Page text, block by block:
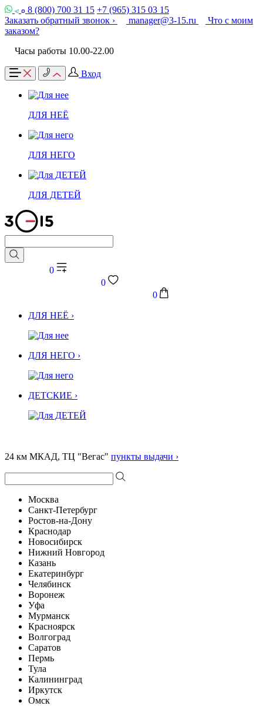
8 (800) 700 31 15 +7 (965) 315 03 15
Заказать обратный звонок ›
manager@3-15.ru
Что с моим
заказом?
Часы работы 10.00-22.00
Вход
ДЛЯ НЕЁ
ДЛЯ НЕГО
ДЛЯ ДЕТЕЙ
0
0
0
ДЛЯ НЕЁ ›
ДЛЯ НЕГО ›
ДЕТСКИЕ ›
24 км МКАД, ТЦ "Вегас" пункты выдачи ›
Москва
Санкт-Петербург
Ростов-на-Дону
Краснодар
Новосибирск
Нижний Новгород
Казань
Екатеринбург
Челябинск
Воронеж
Уфа
Мурманск
Красноярск
Волгоград
Саратов
Пермь
Тула
Калининград
Иркутск
Омск